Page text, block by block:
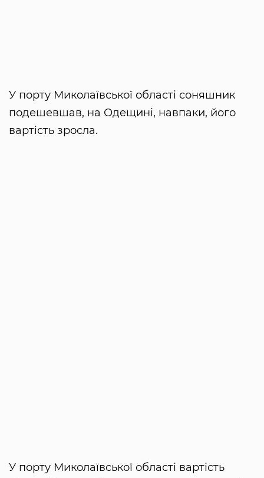
У порту Миколаївської області соняшник
подешевшав, на Одещині, навпаки, його
вартість зросла.
У порту Миколаївської області вартість